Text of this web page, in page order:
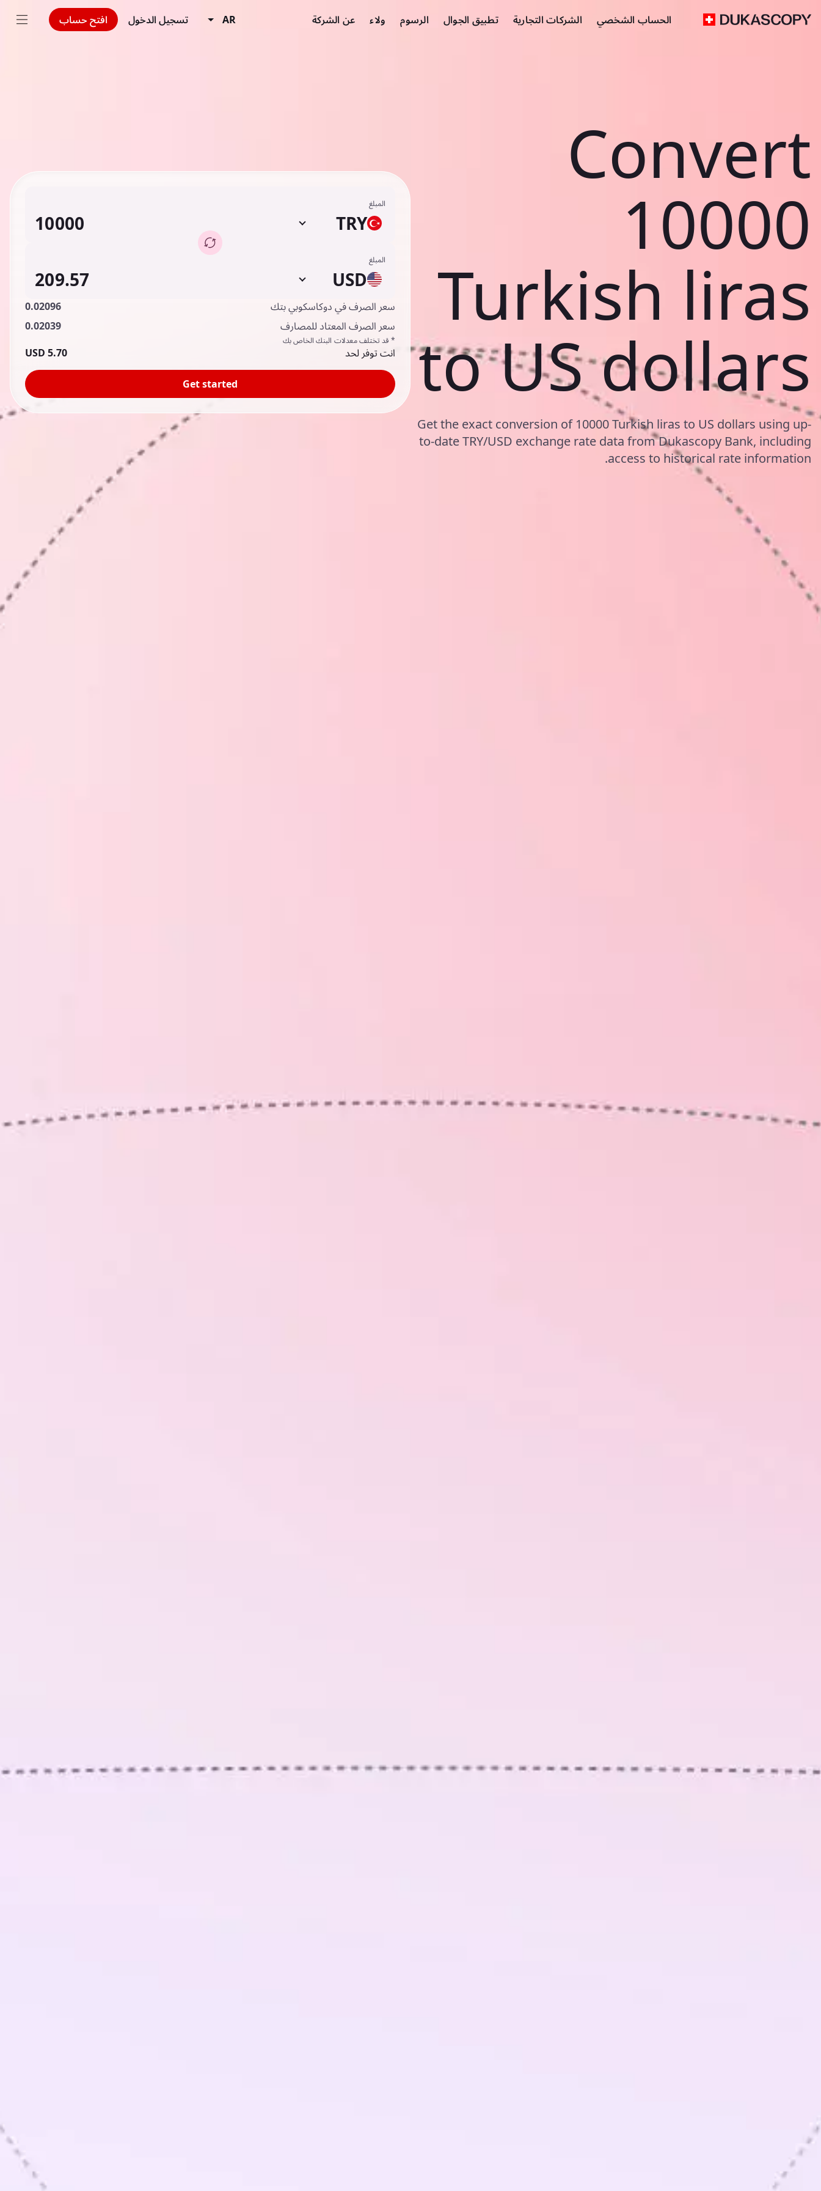
الحساب الشخصي الشركات التجارية تطبيق الجوال الرسوم ولاء عن الشركة AR تسجيل الدخول افتح حساب
Convert
10000
Turkish liras
to US dollars
Get the exact conversion of 10000 Turkish liras to US dollars using up-
to-date TRY/USD exchange rate data from Dukascopy Bank, including
access to historical rate information.
المبلغ
TRY
المبلغ
USD
سعر الصرف في دوكاسكوبي بتك
0.02096
سعر الصرف المعتاد للمصارف
0.02039
* قد تختلف معدلات البنك الخاص بك
انت توفر لحد 5.70 USD
Get started